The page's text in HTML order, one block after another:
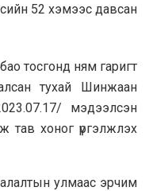
52 хэмээс давсан
тосгонд ням гаригт
тухай Шинжаан
мэдээлсэн
тав хоног үргэлжлэх
улмаас эрчим